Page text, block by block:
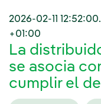
2026-02-11
+01:00
La
se asocia
cumplir el